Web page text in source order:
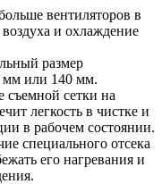
вентиляторов в
и охлаждение
размер
мм или 140 мм.
съемной сетки на
легкость в чистке и
в рабочем состоянии.
специального отсека
его нагревания и